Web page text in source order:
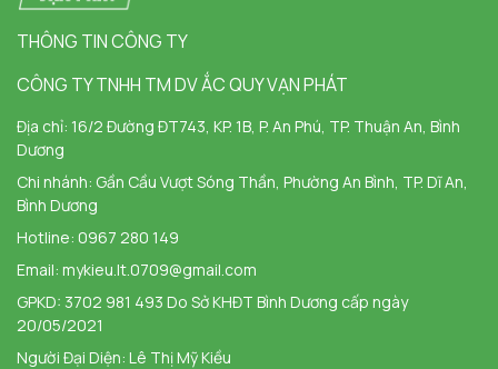
THÔNG TIN CÔNG TY
CÔNG TY TNHH TM DV ẮC QUY VẠN PHÁT
Địa chỉ: 16/2 Đường ĐT743, KP. 1B, P. An Phú, TP. Thuận An, Bình
Dương
Chi nhánh: Gần Cầu Vượt Sóng Thần, Phường An Bình, TP. Dĩ An,
Bình Dương
Hotline: 0967 280 149
Email: mykieu.lt.0709@gmail.com
GPKD: 3702 981 493 Do Sở KHĐT Bình Dương cấp ngày
20/05/2021
Người Đại Diện: Lê Thị Mỹ Kiều